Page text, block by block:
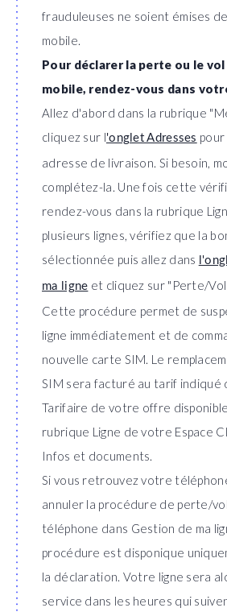
frauduleuses ne soient émises
mobile.
Pour déclarer la perte ou le
mobile, rendez-vous dans
Allez d'abord dans la rubrique
cliquez sur l'onglet Adresses
adresse de livraison. Si besoin,
complétez-la. Une fois cette
rendez-vous dans la rubrique
plusieurs lignes, vérifiez que la
sélectionnée puis allez dans
ma ligne et cliquez sur "Perte/
Cette procédure permet de
ligne immédiatement et de
nouvelle carte SIM. Le
SIM sera facturé au tarif indiqué
Tarifaire de votre offre
rubrique Ligne de votre Espace
Infos et documents.
Si vous retrouvez votre
annuler la procédure de perte/
téléphone dans Gestion de ma
procédure est disponique
la déclaration. Votre ligne sera
service dans les heures qui